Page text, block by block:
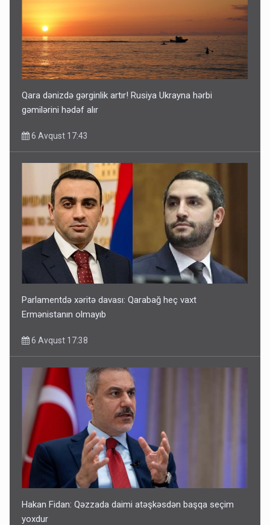
Qara dənizdə gərginlik artır! Rusiya Ukrayna hərbi
gəmilərini hədəf alır
6 Avqust 17:43
Parlamentdə xəritə davası: Qarabağ heç vaxt
Ermənistanın olmayıb
6 Avqust 17:38
Hakan Fidan: Qəzzada daimi atəşkəsdən başqa seçim
yoxdur